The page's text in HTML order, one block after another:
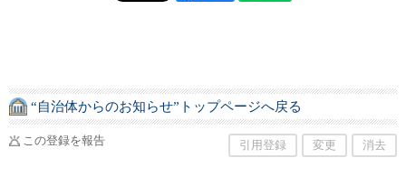
“自治体からのお知らせ”トップページへ戻る
この登録を報告 引用登録 変更 消去